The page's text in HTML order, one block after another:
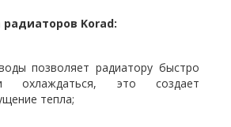
Korad:
позволяет радиатору быстро
охлаждаться, это создает
тепла;